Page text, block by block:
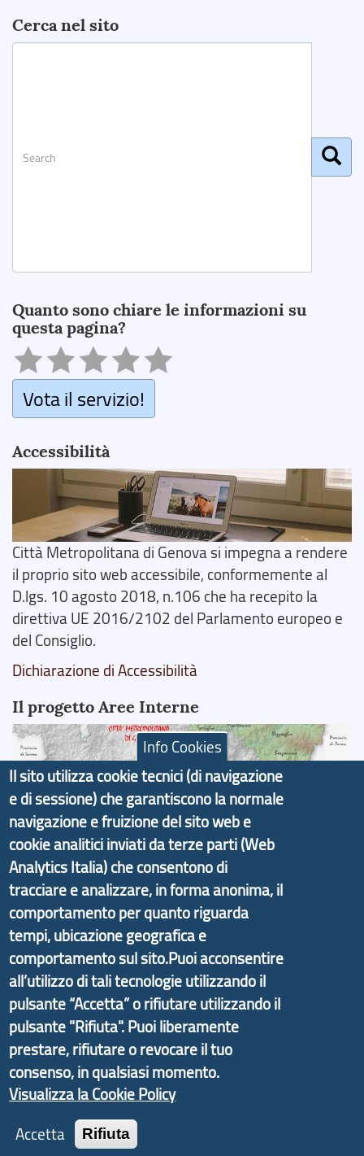
Cerca nel sito
Quanto sono chiare le informazioni su
questa pagina?
Vota il servizio!
Accessibilità
Città Metropolitana di Genova si impegna a rendere
il proprio sito web accessibile, conformemente al
D.lgs. 10 agosto 2018, n.106 che ha recepito la
direttiva UE 2016/2102 del Parlamento europeo e
del Consiglio.
Dichiarazione di Accessibilità
Il progetto Aree Interne
Il portale di marketing territoriale e sviluppo locale
di Genova Città Metropolitana si è sviluppato a
partire dal progetto nazionale Aree Interne
promosso dal Dipartimento per lo Sviluppo
Economico e finalizzato al rilancio socio-economico
delle valli dell’entroterra. In particolare fornisce
informazioni ed aggiornamenti sulla
d'Area Antola-Tigullio, in collaborazione con Regione
Liguria ed ANCI Liguria.
Copyright © 2017 Città metropolitana di Genova |
CF: 80007350103
Tecnologie e Accessibilità
Info Cookies
Il sito utilizza cookie tecnici (di navigazione
e di sessione) che garantiscono la normale
navigazione e fruizione del sito web e
cookie analitici inviati da terze parti (Web
Analytics Italia) che consentono di
tracciare e analizzare, in forma anonima, il
comportamento per quanto riguarda
tempi, ubicazione geografica e
comportamento sul sito.Puoi acconsentire
all’utilizzo di tali tecnologie utilizzando il
pulsante “Accetta” o rifiutare utilizzando il
pulsante "Rifiuta". Puoi liberamente
prestare, rifiutare o revocare il tuo
consenso, in qualsiasi momento.
Visualizza la Cookie Policy
Accetta
Rifiuta